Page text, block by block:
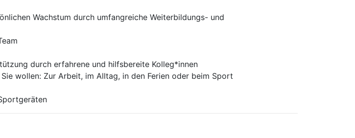
Wachstum durch umfangreiche Weiterbildungs- und
durch erfahrene und hilfsbereite Kolleg*innen
wollen: Zur Arbeit, im Alltag, in den Ferien oder beim Sport